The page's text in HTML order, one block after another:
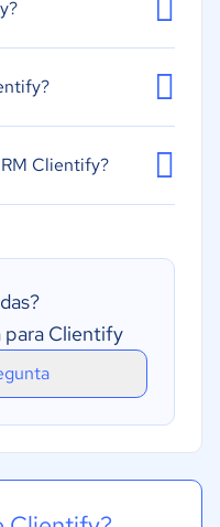
Clientify?
para Clientify